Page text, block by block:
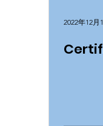
2022年12月